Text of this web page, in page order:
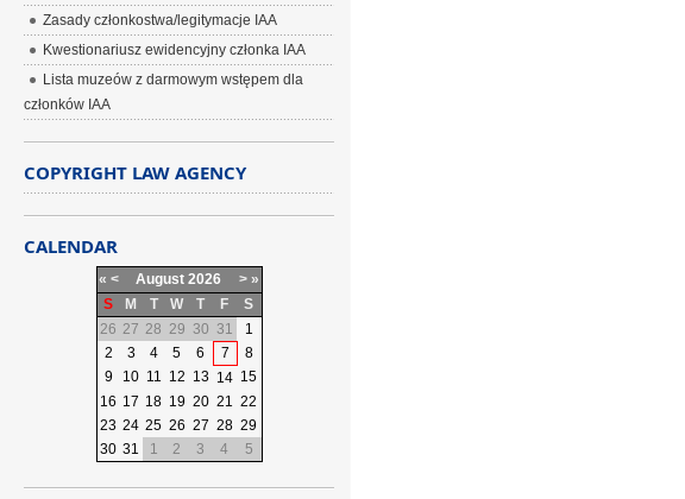
Zasady członkostwa/legitymacje IAA
Kwestionariusz ewidencyjny członka IAA
Lista muzeów z darmowym wstępem dla
członków IAA
COPYRIGHT LAW AGENCY
CALENDAR
« < August 2026 > »
S
M T W T F
S
26 27 28 29 30 31
1
2
3 4 5 6 7
8
9
10 11 12 13 14 15
16 17 18 19 20 21 22
23 24 25 26 27 28 29
30 31 1 2 3 4 5